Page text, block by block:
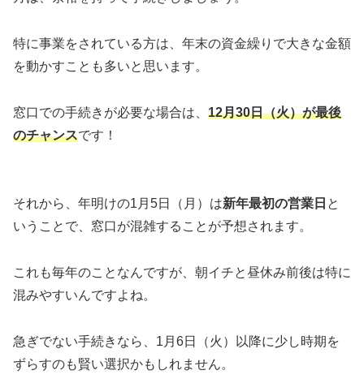
特に事業をされている方は、年末の資金繰りで大きな金額
を動かすことも多いと思います。
窓口での手続きが必要な場合は、 12月30日（火）が最後
のチャンスです！
それから、年明けの1月5日（月）は新年最初の営業日 と
いうことで、窓口が混雑することが予想されます。
これも毎年のことなんですが、朝イチと昼休み前後は特に
混みやすいんですよね。
急ぎでない手続きなら、1月6日（火）以降に少し時期を
ずらすのも賢い選択かもしれません。